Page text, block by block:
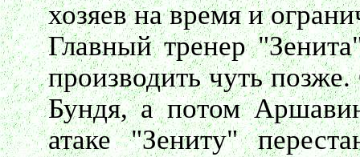
хозяев на время и
Главный тренер
производить чуть
Бундя, а потом
атаке "Зениту"